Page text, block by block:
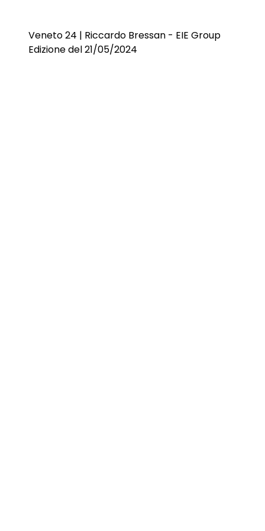
Veneto 24 | Riccardo Bressan - EIE Group
Edizione del 21/05/2024